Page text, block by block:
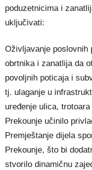
poduzetnicima i
uključivati:
Oživljavanje poslovnih
obrtnika i zanatlija da
povoljnih poticaja i
tj. ulaganje u
uređenje ulica,
Prekounje učinilo
Premještanje dijela
Prekounje, što bi
stvorilo dinamičnu